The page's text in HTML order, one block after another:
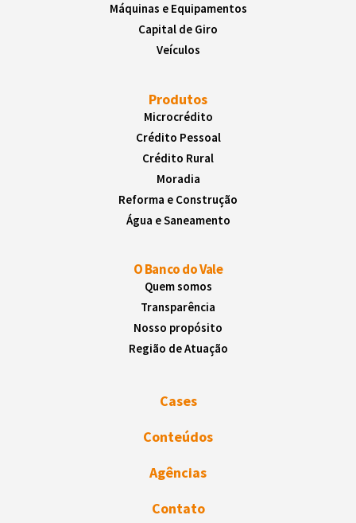
Máquinas e Equipamentos
Capital de Giro
Veículos
Produtos
Microcrédito
Crédito Pessoal
Crédito Rural
Moradia
Reforma e Construção
Água e Saneamento
O Banco do Vale
Quem somos
Transparência
Nosso propósito
Região de Atuação
Cases
Conteúdos
Agências
Contato